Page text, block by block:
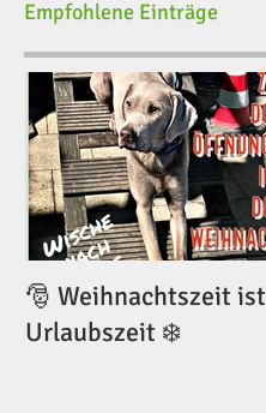
Empfohlene Einträge
🎅 Weihnachtszeit ist
Urlaubszeit ❄️